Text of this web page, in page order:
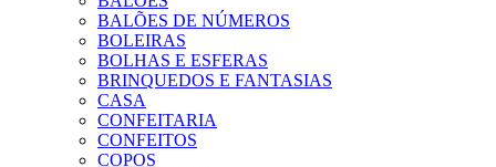
BALÕES DE NÚMEROS
BOLEIRAS
BOLHAS E ESFERAS
BRINQUEDOS E FANTASIAS
CASA
CONFEITARIA
CONFEITOS
COPOS